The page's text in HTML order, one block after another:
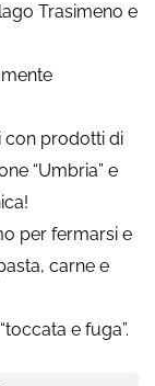
Trasimeno e
con prodotti di
“Umbria” e
per fermarsi e
carne e
e fuga”.